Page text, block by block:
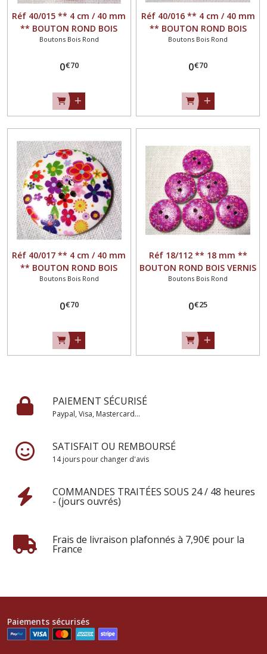
Réf 40/015 ** 4 cm / 40 mm
** BOUTON ROND BOIS
VERNIS DÉCORÉ FLEURS -
Boutons Bois Rond
0€70
Réf 40/016 ** 4 cm / 40 mm
** BOUTON ROND BOIS
VERNIS DÉCORÉ FLEURS -
Boutons Bois Rond
0€70
Réf 40/017 ** 4 cm / 40 mm
** BOUTON ROND BOIS
VERNIS DÉCORÉ FLEURS -
Boutons Bois Rond
0€70
Réf 18/112 ** 18 mm **
BOUTON ROND BOIS VERNIS
DÉCORÉ - Étoile rose mauve
Boutons Bois Rond
0€25
PAIEMENT SÉCURISÉ
Paypal, Visa, Mastercard...
SATISFAIT OU REMBOURSÉ
14 jours pour changer d'avis
COMMANDES TRAITÉES SOUS 24 / 48 heures
- (jours ouvrés)
Frais de livraison plafonnés à 7,90€ pour la
France
Paiements sécurisés